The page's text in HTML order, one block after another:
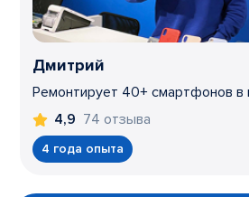
Дмитрий
Ремонтирует 40+ смартфонов в
4,9 74 отзыва
4 года опыта